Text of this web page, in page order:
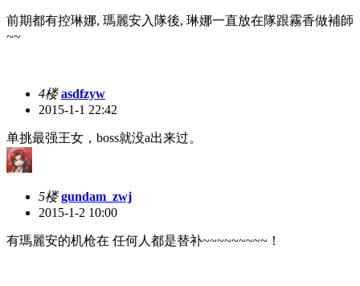
前期都有控琳娜, 瑪麗安入隊後, 琳娜一直放在隊跟霧香做補師
~~
4楼 asdfzyw
2015-1-1 22:42
单挑最强王女，boss就没a出来过。
5楼 gundam_zwj
2015-1-2 10:00
有瑪麗安的机枪在 任何人都是替补~~~~~~~~~！